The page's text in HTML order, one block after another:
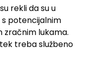
rekli da su u
s potencijalnim
zračnim lukama.
treba službeno